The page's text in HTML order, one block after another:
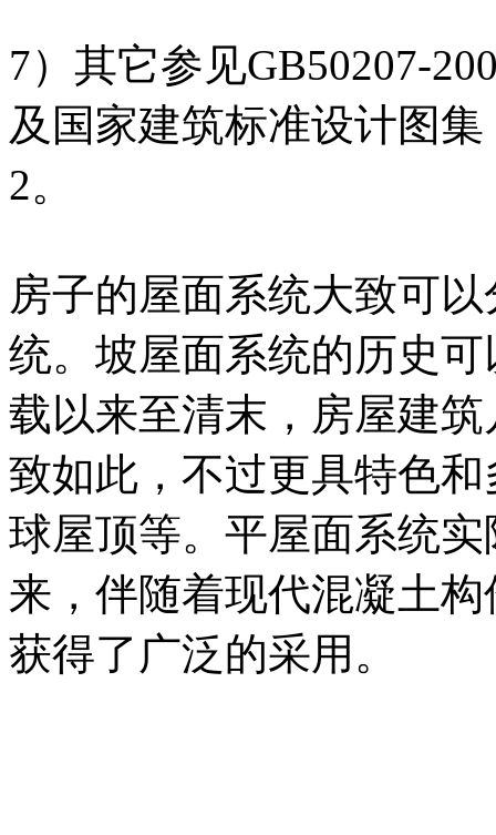
7）其它参见GB50207-
及国家建筑标准设计图
2。
房子的屋面系统大致可
统。坡屋面系统的历史
载以来至清末，房屋建
致如此，不过更具特色
球屋顶等。平屋面系统
来，伴随着现代混凝土
获得了广泛的采用。